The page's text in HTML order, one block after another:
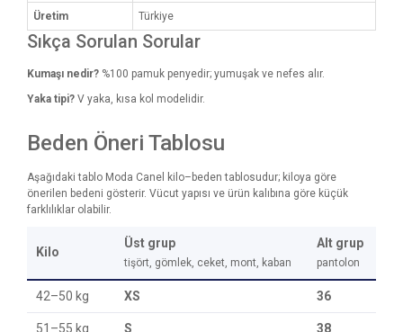
Üretim Türkiye
Sıkça Sorulan Sorular
Kumaşı nedir? %100 pamuk penyedir; yumuşak ve nefes alır.
Yaka tipi? V yaka, kısa kol modelidir.
Beden Öneri Tablosu
Aşağıdaki tablo Moda Canel kilo–beden tablosudur; kiloya göre
önerilen bedeni gösterir. Vücut yapısı ve ürün kalıbına göre küçük
farklılıklar olabilir.
Kilo
Üst grup
tişört, gömlek, ceket, mont, kaban
Alt grup
pantolon
42–50 kg XS 36
51–55 kg S 38